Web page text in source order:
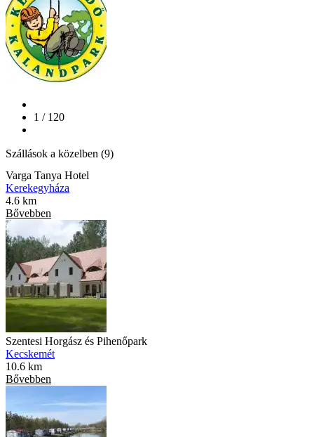
1 / 120
Szállások a közelben (9)
Varga Tanya Hotel
Kerekegyháza
4.6 km
Bővebben
Szentesi Horgász és Pihenőpark
Kecskemét
10.6 km
Bővebben